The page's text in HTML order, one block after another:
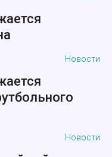
Новости
Новости